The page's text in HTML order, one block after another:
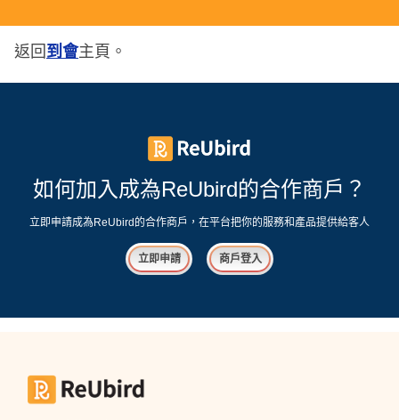
返回 到會主頁。
如何加入成為ReUbird的合作商戶？
立即申請成為ReUbird的合作商戶，在平台把你的服務和產品提供給客人
立即申請 商戶登入